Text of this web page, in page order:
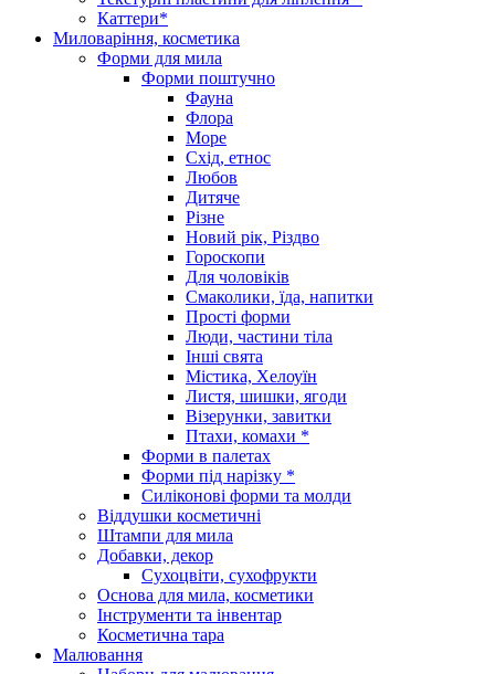
Каттери*
Миловаріння, косметика
Форми для мила
Форми поштучно
Фауна
Флора
Море
Схід, етнос
Любов
Дитяче
Різне
Новий рік, Різдво
Гороскопи
Для чоловіків
Смаколики, їда, напитки
Прості форми
Люди, частини тіла
Інші свята
Містика, Хелоуїн
Листя, шишки, ягоди
Візерунки, завитки
Птахи, комахи *
Форми в палетах
Форми під нарізку *
Силіконові форми та молди
Віддушки косметичні
Штампи для мила
Добавки, декор
Сухоцвіти, сухофрукти
Основа для мила, косметики
Інструменти та інвентар
Косметична тара
Малювання